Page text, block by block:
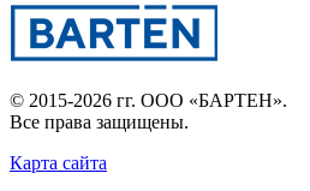
© 2015-2026 гг. ООО «БАРТЕН».
Все права защищены.
Карта сайта